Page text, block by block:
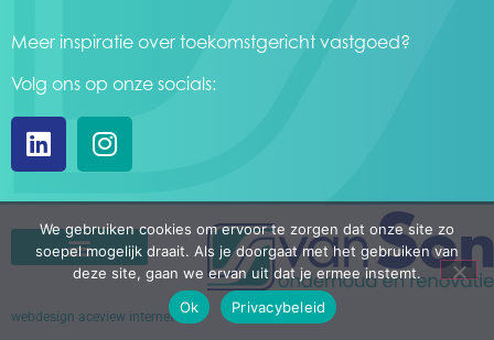
Meer inspiratie over toekomstgericht vastgoed?
Volg ons op onze socials:
webdesign aceview internet
We gebruiken cookies om ervoor te zorgen dat onze site zo
soepel mogelijk draait. Als je doorgaat met het gebruiken van
deze site, gaan we ervan uit dat je ermee instemt.
Ok
Privacybeleid